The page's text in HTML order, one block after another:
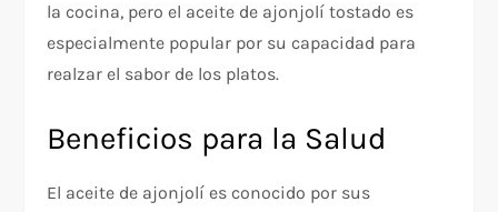
la cocina, pero el aceite de ajonjolí tostado es
especialmente popular por su capacidad para
realzar el sabor de los platos.
Beneficios para la Salud
El aceite de ajonjolí es conocido por sus